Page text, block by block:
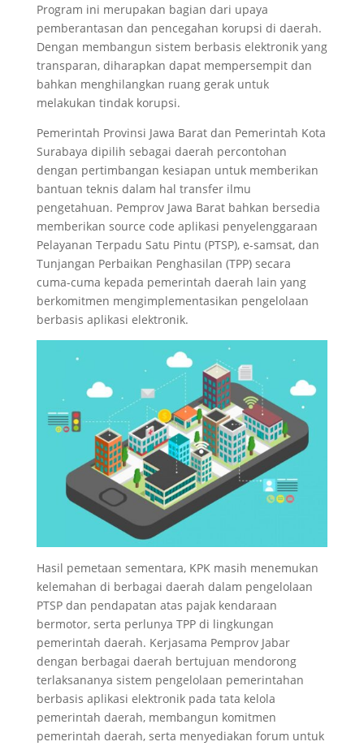
Program ini merupakan bagian dari upaya
pemberantasan dan pencegahan korupsi di daerah.
Dengan membangun sistem berbasis elektronik yang
transparan, diharapkan dapat mempersempit dan
bahkan menghilangkan ruang gerak untuk
melakukan tindak korupsi.
Pemerintah Provinsi Jawa Barat dan Pemerintah Kota
Surabaya dipilih sebagai daerah percontohan
dengan pertimbangan kesiapan untuk memberikan
bantuan teknis dalam hal transfer ilmu
pengetahuan. Pemprov Jawa Barat bahkan bersedia
memberikan source code aplikasi penyelenggaraan
Pelayanan Terpadu Satu Pintu (PTSP), e-samsat, dan
Tunjangan Perbaikan Penghasilan (TPP) secara
cuma-cuma kepada pemerintah daerah lain yang
berkomitmen mengimplementasikan pengelolaan
berbasis aplikasi elektronik.
Hasil pemetaan sementara, KPK masih menemukan
kelemahan di berbagai daerah dalam pengelolaan
PTSP dan pendapatan atas pajak kendaraan
bermotor, serta perlunya TPP di lingkungan
pemerintah daerah. Kerjasama Pemprov Jabar
dengan berbagai daerah bertujuan mendorong
terlaksananya sistem pengelolaan pemerintahan
berbasis aplikasi elektronik pada tata kelola
pemerintah daerah, membangun komitmen
pemerintah daerah, serta menyediakan forum untuk